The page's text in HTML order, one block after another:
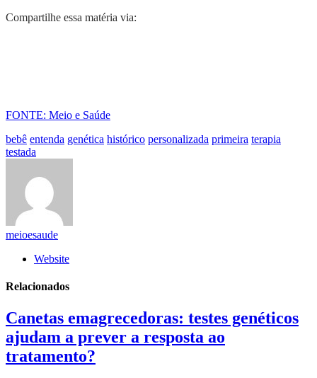
Compartilhe essa matéria via:
FONTE: Meio e Saúde
bebê entenda genética histórico personalizada primeira terapia
testada
meioesaude
Website
Relacionados
Canetas emagrecedoras: testes genéticos
ajudam a prever a resposta ao
tratamento?